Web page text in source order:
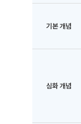
기본 개념
심화 개념